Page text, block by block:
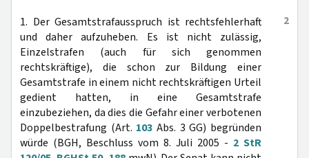
2
1. Der Gesamtstrafausspruch ist rechtsfehlerhaft
und daher aufzuheben. Es ist nicht zulässig,
Einzelstrafen (auch für sich genommen
rechtskräftige), die schon zur Bildung einer
Gesamtstrafe in einem nicht rechtskräftigen Urteil
gedient hatten, in eine Gesamtstrafe
einzubeziehen, da dies die Gefahr einer verbotenen
Doppelbestrafung (Art. 103 Abs. 3 GG) begründen
würde (BGH, Beschluss vom 8. Juli 2005 - 2 StR